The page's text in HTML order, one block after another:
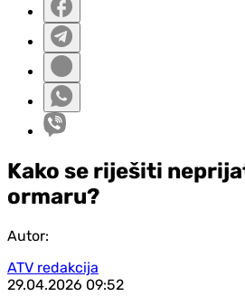
Kako se riješiti
ormaru?
Autor:
ATV redakcija
29.04.2026 09:52